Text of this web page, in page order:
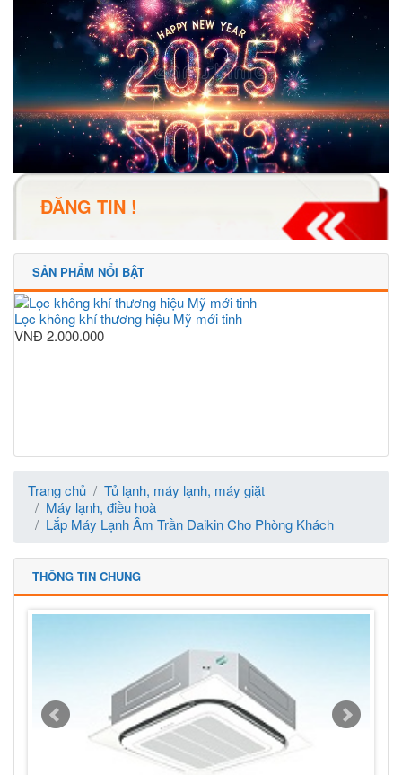
ĐĂNG TIN !
SẢN PHẨM NỔI BẬT
Lọc không khí thương hiệu Mỹ mới tinh
VNĐ 2.000.000
Trang chủ
Tủ lạnh, máy lạnh, máy giặt
Máy lạnh, điều hoà
Lắp Máy Lạnh Âm Trần Daikin Cho Phòng Khách
THÔNG TIN CHUNG